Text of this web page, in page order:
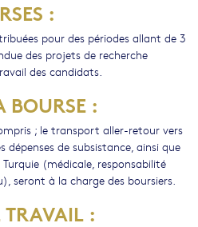
:
pour des périodes allant de 3
des projets de recherche
des candidats.
BOURSE :
; le transport aller-retour vers
de subsistance, ainsi que
(médicale, responsabilité
seront à la charge des boursiers.
: